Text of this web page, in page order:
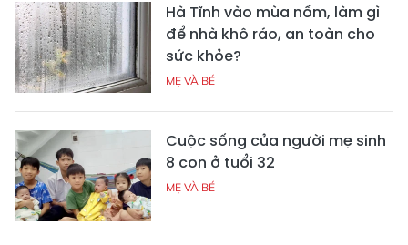
Hà Tĩnh vào mùa nồm, làm gì
để nhà khô ráo, an toàn cho
sức khỏe?
MẸ VÀ BÉ
Cuộc sống của người mẹ sinh
8 con ở tuổi 32
MẸ VÀ BÉ